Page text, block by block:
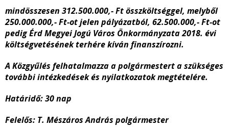
mindösszesen 312.500.000,- Ft összköltséggel, melyből
250.000.000,- Ft-ot jelen pályázatból, 62.500.000,- Ft-ot
pedig Érd Megyei Jogú Város Önkormányzata 2018. évi
költségvetésének terhére kíván finanszírozni.
A Közgyűlés felhatalmazza a polgármestert a szükséges
további intézkedések és nyilatkozatok megtételére.
Határidő:30 nap
Felelős: T. Mészáros András polgármester